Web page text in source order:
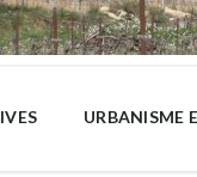
URBANISME